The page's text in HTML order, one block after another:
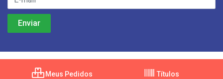
Meus Pedidos Títulos